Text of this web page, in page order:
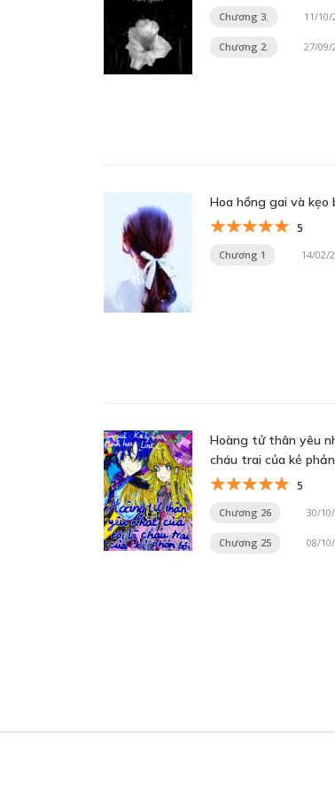
Chương 3. 11/10/
Chương 2. 27/09/
Hoa hồng gai và kẹo
5
Chương 1 14/02/
Hoàng tử thân yêu
cháu trai của kẻ
5
Chương 26 30/
Chương 25 08/